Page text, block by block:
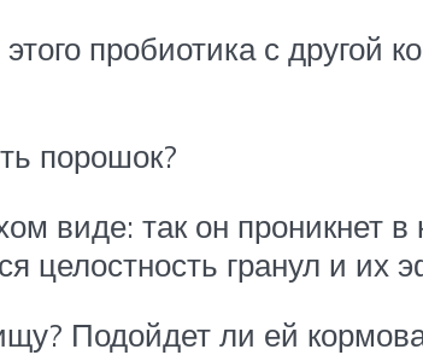
пробиотика с другой
порошок?
виде: так он проникнет в
целостность гранул и их
Подойдет ли ей